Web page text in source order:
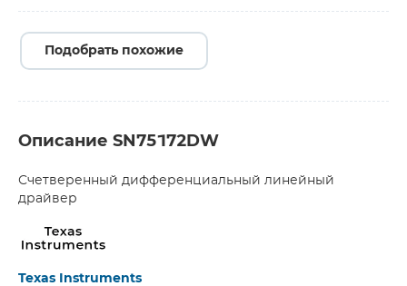
Подобрать похожие
Описание SN75172DW
Счетверенный дифференциальный линейный
драйвер
Texas Instruments